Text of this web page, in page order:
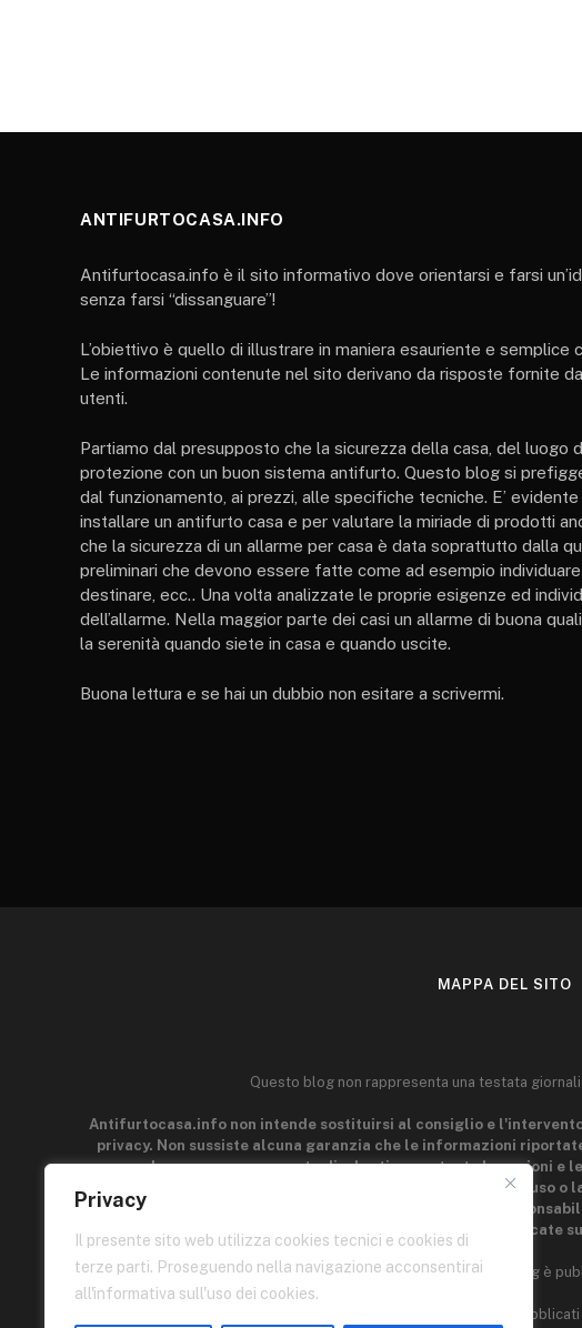
Privacy
Il presente sito web utilizza cookies tecnici e cookies di
terze parti. Proseguendo nella navigazione acconsentirai
all'informativa sull'uso dei cookies.
ANTIFURTOCASA.INFO
Antifurtocasa.info è il sito informativo dove orientarsi e farsi
senza farsi “dissanguare”!
L’obiettivo è quello di illustrare in maniera esauriente e
Le informazioni contenute nel sito derivano da risposte fornite
utenti.
Partiamo dal presupposto che la sicurezza della casa, del luogo
protezione con un buon sistema antifurto. Questo blog si
dal funzionamento, ai prezzi, alle specifiche tecniche. E’
installare un antifurto casa e per valutare la miriade di prodotti
che la sicurezza di un allarme per casa è data soprattutto dalla
preliminari che devono essere fatte come ad esempio
destinare, ecc.. Una volta analizzate le proprie esigenze ed
dell’allarme. Nella maggior parte dei casi un allarme di buona
la serenità quando siete in casa e quando uscite.
Buona lettura e se hai un dubbio non esitare a scrivermi.
MAPPA DEL SITO
Questo blog non rappresenta una testata
Antifurtocasa.info non intende sostituirsi al consiglio e
privacy. Non sussiste alcuna garanzia che le informazioni
generale e a scopo puramente divulgativo, pertanto le nozioni
acquisire la manualità e l'esperienza indispensabili per il loro uso
parti connesse a Antifurtocasa.info può esser ritenuto
pubblicate
Questo blog è
I contenuti di queste pagine sono di proprietà dell'autore e sono